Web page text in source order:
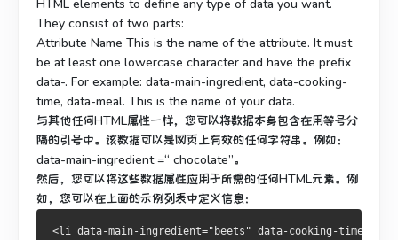
HTML elements to define any type of data you want.
They consist of two parts:
Attribute Name This is the name of the attribute. It must
be at least one lowercase character and have the prefix
data-. For example: data-main-ingredient, data-cooking-
time, data-meal. This is the name of your data.
与其他任何HTML属性一样，您可以将数据本身包含在用等号分
隔的引号中。 该数据可以是网页上有效的任何字符串。 例如：
data-main-ingredient =“ chocolate”。
然后，您可以将这些数据属性应用于所需的任何HTML元素。 例
如，您可以在上面的示例列表中定义信息：
<li data-main-ingredient="beets" data-cooking-time="1